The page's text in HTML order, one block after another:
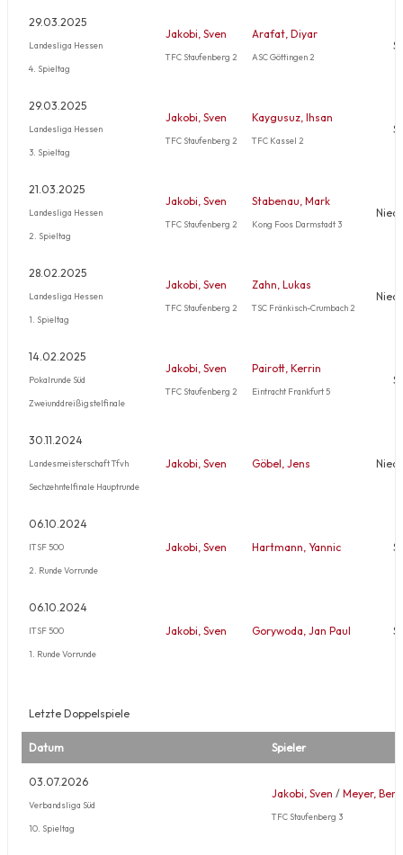
29.03.2025
Landesliga Hessen
4. Spieltag
Jakobi, Sven
TFC Staufenberg 2
Arafat, Diyar
ASC Göttingen 2
29.03.2025
Landesliga Hessen
3. Spieltag
Jakobi, Sven
TFC Staufenberg 2
Kaygusuz, Ihsan
TFC Kassel 2
21.03.2025
Landesliga Hessen
2. Spieltag
Jakobi, Sven
TFC Staufenberg 2
Stabenau, Mark
Kong Foos Darmstadt 3
28.02.2025
Landesliga Hessen
1. Spieltag
Jakobi, Sven
TFC Staufenberg 2
Zahn, Lukas
TSC Fränkisch-Crumbach 2
14.02.2025
Pokalrunde Süd
Zweiunddreißigstelfinale
Jakobi, Sven
TFC Staufenberg 2
Pairott, Kerrin
Eintracht Frankfurt 5
30.11.2024
Landesmeisterschaft Tfvh
Sechzehntelfinale Hauptrunde
Jakobi, Sven Göbel, Jens
06.10.2024
ITSF 500
2. Runde Vorrunde
Jakobi, Sven Hartmann, Yannic
06.10.2024
ITSF 500
1. Runde Vorrunde
Jakobi, Sven Gorywoda, Jan Paul
Letzte Doppelspiele
Datum Spieler
03.07.2026
Verbandsliga Süd
10. Spieltag
Jakobi, Sven / Meyer,
TFC Staufenberg 3